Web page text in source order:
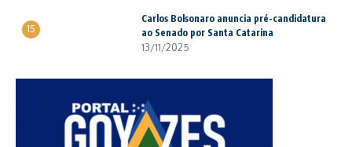
15
Carlos Bolsonaro anuncia pré-candidatura
ao Senado por Santa Catarina
13/11/2025